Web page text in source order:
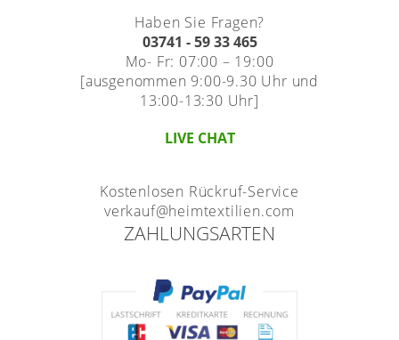
Vorhangschals
Ösenschals
Tischdecke
Fensterbilder
Gardinenstange
Panneaux
Haben Sie Fragen?
03741 - 59 33 465
Mo- Fr: 07:00 – 19:00
[ausgenommen 9:00-9.30 Uhr und
13:00-13:30 Uhr]
LIVE CHAT
Kostenlosen Rückruf-Service
verkauf@heimtextilien.com
ZAHLUNGSARTEN